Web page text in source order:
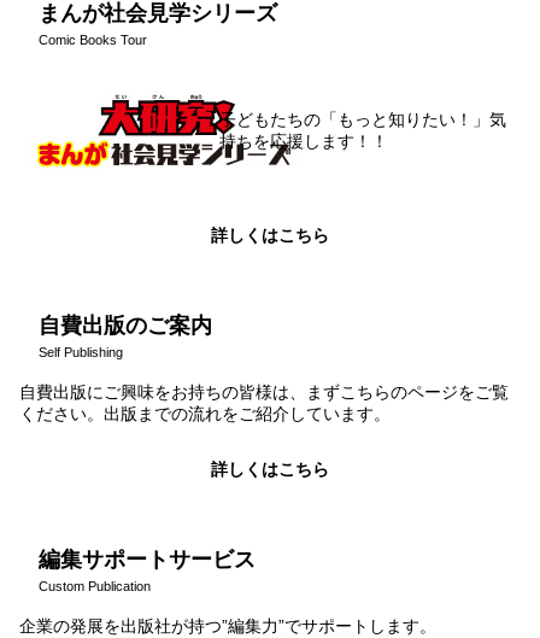
まんが社会見学シリーズ
Comic Books Tour
子どもたちの「もっと知りたい！」気
持ちを応援します！！
詳しくはこちら
自費出版のご案内
Self Publishing
自費出版にご興味をお持ちの皆様は、まずこちらのページをご覧
ください。出版までの流れをご紹介しています。
詳しくはこちら
編集サポートサービス
Custom Publication
企業の発展を出版社が持つ”編集力”でサポートします。